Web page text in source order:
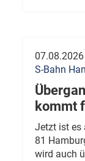
07.08.2026
S-Bahn
kommt
Jetzt ist es
81
wird auch